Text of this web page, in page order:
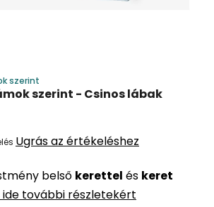
belső kerettel és keret
további részletekért
szerint
szerint - Csinos lábak
Ugrás az értékeléshez